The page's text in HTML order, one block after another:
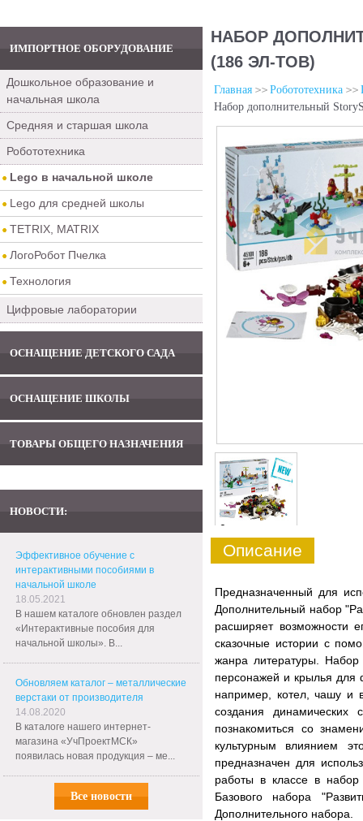
ИМПОРТНОЕ ОБОРУДОВАНИЕ
Дошкольное образование и
начальная школа
Средняя и старшая школа
Робототехника
Lego в начальной школе
Lego для средней школы
TETRIX, MATRIX
ЛогоРобот Пчелка
Технология
Цифровые лаборатории
ОСНАЩЕНИЕ ДЕТСКОГО САДА
ОСНАЩЕНИЕ ШКОЛЫ
ТОВАРЫ ОБЩЕГО НАЗНАЧЕНИЯ
НОВОСТИ:
Эффективное обучение с
интерактивными пособиями в
начальной школе
18.05.2021
В нашем каталоге обновлен раздел
«Интерактивные пособия для
начальной школы». В...
Обновляем каталог – металлические
верстаки от производителя
14.08.2020
В каталоге нашего интернет-
магазина «УчПроектМСК»
появилась новая продукция – ме...
Все новости
НАБОР
(186 ЭЛ-ТОВ)
Главная Робототехника
Набор дополнительный
0
Описание
Предназначенный для
Дополнительный набор
расширяет возможности
сказочные истории с
жанра литературы. Набор
персонажей и крылья для
например, котел, чашу и
создания динамических
познакомиться со
культурным влиянием
предназначен для
работы в классе в набор
Базового набора
Дополнительного набора.